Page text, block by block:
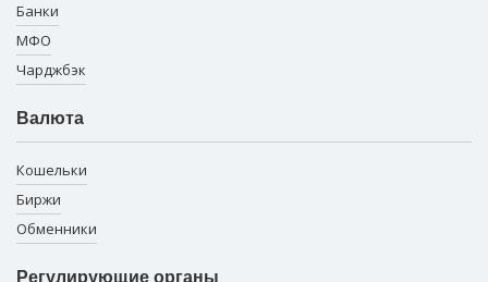
Банки
МФО
Чарджбэк
Валюта
Кошельки
Биржи
Обменники
Регулирующие органы